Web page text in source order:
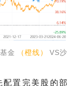
金 （橙线）
VS沙
置完美股的部